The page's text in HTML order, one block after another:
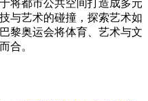
将都市公共空间打造成多元
与艺术的碰撞，探索艺术如
黎奥运会将体育、艺术与文
合。